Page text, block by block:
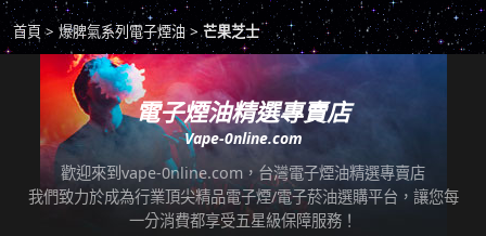
*提示2：至便利店付款並取貨者，請確認您提
交訂單時的暱稱與包裹是否一致，順利付款後
即可取貨。
*提示3：使用超商到店未取貨者，或會影響
「超商取貨信用」而導致無法再次使用超商取
貨服務，請顧客及時前往取貨。
任何運輸配送方式皆有發生延誤之可能，我們
保證訂單成立後會在24小時內出貨，但無法保
商品若有任何瑕疵問題，請拍照/錄影並聯絡本
站客服，以利於退/換貨保固處理。
七天鑑賞期內有任何非人為問題，可免費退/換
貨。超過七天鑑賞期後若要退/換全新未拆封非
瑕疵商品，將收取總金額的20%服務費，並需
自行承擔來回運費。
本站所有商品在運送途中均有可能因為壓力改
變而造成滲漏問題，如發現滲漏，請拍照/錄影
首頁 爆脾氣系列電子煙油 芒果芝士
電子煙油精選專賣店
Vape-0nline.com
歡迎來到vape-0nline.com，台灣電子煙油精選專賣店
我們致力於成為行業頂尖精品電子煙/電子菸油選購平台，讓您每
一分消費都享受五星級保障服務！